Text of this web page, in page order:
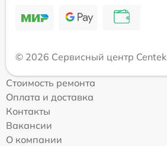
© 2026 Сервисный центр Centek
Стоимость ремонта
Оплата и доставка
Контакты
Вакансии
О компании